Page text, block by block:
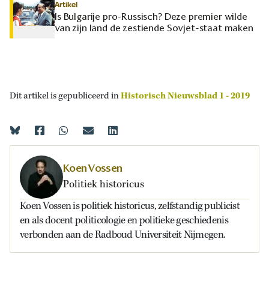
Artikel
Is Bulgarije pro-Russisch? Deze premier wilde
van zijn land de zestiende Sovjet-staat maken
Dit artikel is gepubliceerd inHistorisch Nieuwsblad 1 - 2019
Koen Vossen
Politiek historicus
Koen Vossen is politiek historicus, zelfstandig publicist
en als docent politicologie en politieke geschiedenis
verbonden aan de Radboud Universiteit Nijmegen.